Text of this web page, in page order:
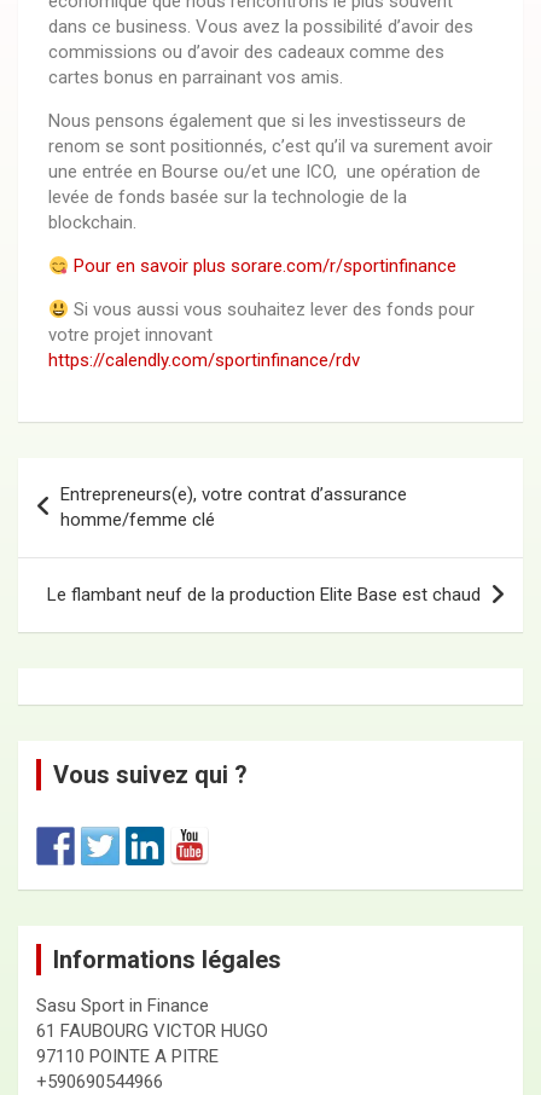
dans ce business. Vous avez la possibilité d’avoir des
commissions ou d’avoir des cadeaux comme des
cartes bonus en parrainant vos amis.
Nous pensons également que si les investisseurs de
renom se sont positionnés, c’est qu’il va surement avoir
une entrée en Bourse ou/et une ICO, une opération de
levée de fonds basée sur la technologie de la
blockchain.
Pour en savoir plus sorare.com/r/sportinfinance
Si vous aussi vous souhaitez lever des fonds pour
votre projet innovant
https://calendly.com/sportinfinance/rdv
Entrepreneurs(e), votre contrat d’assurance
homme/femme clé
Le flambant neuf de la production Elite Base est chaud
Vous suivez qui ?
Informations légales
Sasu Sport in Finance
61 FAUBOURG VICTOR HUGO
97110 POINTE A PITRE
+590690544966